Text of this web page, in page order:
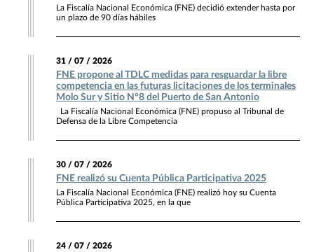
La Fiscalía Nacional Económica (FNE) decidió extender hasta por
un plazo de 90 días hábiles
31 / 07 / 2026
FNE propone al TDLC medidas para resguardar la libre
competencia en las futuras licitaciones de los terminales
Molo Sur y Sitio N°8 del Puerto de San Antonio
La Fiscalía Nacional Económica (FNE) propuso al Tribunal de
Defensa de la Libre Competencia
30 / 07 / 2026
FNE realizó su Cuenta Pública Participativa 2025
La Fiscalía Nacional Económica (FNE) realizó hoy su Cuenta
Pública Participativa 2025, en la que
24 / 07 / 2026